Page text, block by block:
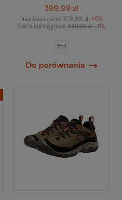
399,99 zł
Najniższa cena: 379,99 zł +5%
Cena katalogowa: 449,99 zł -11%
38.5
Do porównania